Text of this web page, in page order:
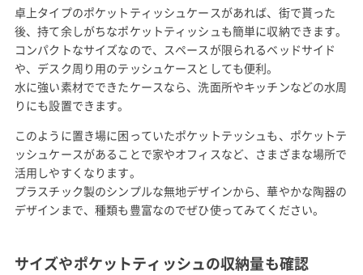
卓上タイプのポケットティッシュケースがあれば、街で貰った
後、持て余しがちなポケットティッシュも簡単に収納できます。
コンパクトなサイズなので、スペースが限られるベッドサイド
や、デスク周り用のテッシュケースとしても便利。
水に強い素材でできたケースなら、洗面所やキッチンなどの水周
りにも設置できます。
このように置き場に困っていたポケットテッシュも、ポケットテ
ッシュケースがあることで家やオフィスなど、さまざまな場所で
活用しやすくなります。
プラスチック製のシンプルな無地デザインから、華やかな陶器の
デザインまで、種類も豊富なのでぜひ使ってみてください。
サイズやポケットティッシュの収納量も確認